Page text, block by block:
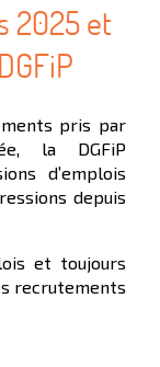
2025 et
pris par
la DGFiP
d’emplois
depuis
et toujours
recrutements